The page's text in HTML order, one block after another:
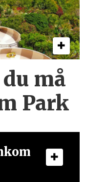
må
Park